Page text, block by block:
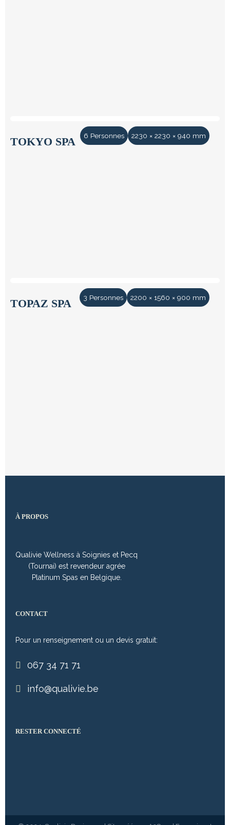
6 Personnes 2230 × 2230 × 940 mm
TOKYO SPA
3 Personnes 2200 × 1560 × 900 mm
TOPAZ SPA
À PROPOS
Qualivie Wellness à Soignies et Pecq
(Tournai) est revendeur agrée
Platinum Spas en Belgique.
CONTACT
Pour un renseignement ou un devis gratuit:
067 34 71 71
info@qualivie.be
RESTER CONNECTÉ